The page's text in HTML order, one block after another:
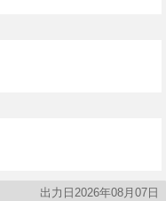
出力日2026年08月07日